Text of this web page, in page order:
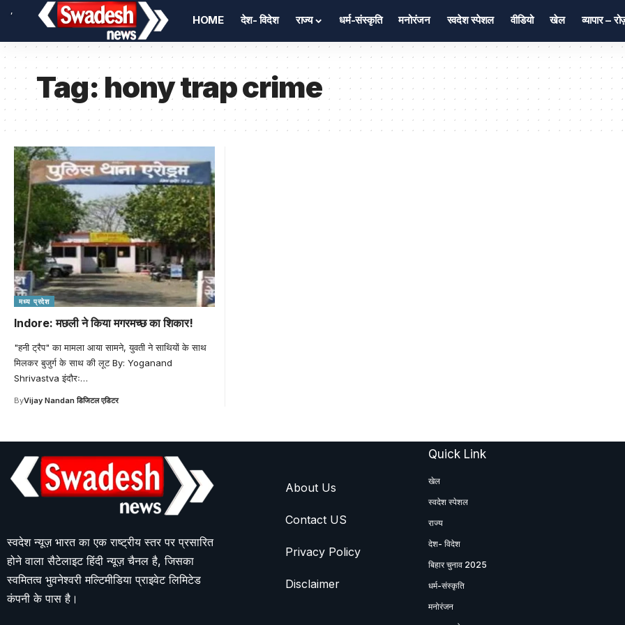
,
HOME देश- विदेश राज्य धर्म-संस्कृति मनोरंजन स्वदेश स्पेशल वीडियो खेल व्यापार –
Tag:hony trap crime
मध्य प्रदेश
Indore: मछली ने किया मगरमच्छ का शिकार!
"हनी ट्रैप" का मामला आया सामने, युवती ने साथियों के साथ
मिलकर बुजुर्ग के साथ की लूट By: Yoganand
Shrivastva इंदौरः…
ByVijay Nandan डिजिटल एडिटर
स्वदेश न्यूज़ भारत का एक राष्ट्रीय स्तर पर प्रसारित
होने वाला सैटेलाइट हिंदी न्यूज़ चैनल है, जिसका
स्वमितत्व भुवनेश्वरी मल्टिमीडिया प्राइवेट लिमिटेड
कंपनी के पास है।
About Us
Contact US
Privacy Policy
Disclaimer
Quick Link
खेल
स्वदेश स्पेशल
राज्य
देश- विदेश
बिहार चुनाव 2025
धर्म-संस्कृति
मनोरंजन